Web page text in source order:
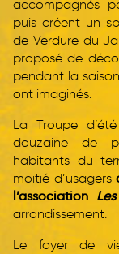
accompagnés
puis créent un
de Verdure du
proposé de
pendant la
ont imaginés.
La Troupe
douzaine de
habitants du
moitié d’usagers
l’association
arrondissement.
Le foyer de